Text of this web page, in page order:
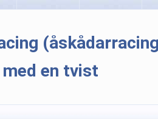
med en tvist